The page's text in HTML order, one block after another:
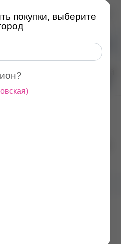
Аксессуары для мастера маникюра
покупки, выберите
)